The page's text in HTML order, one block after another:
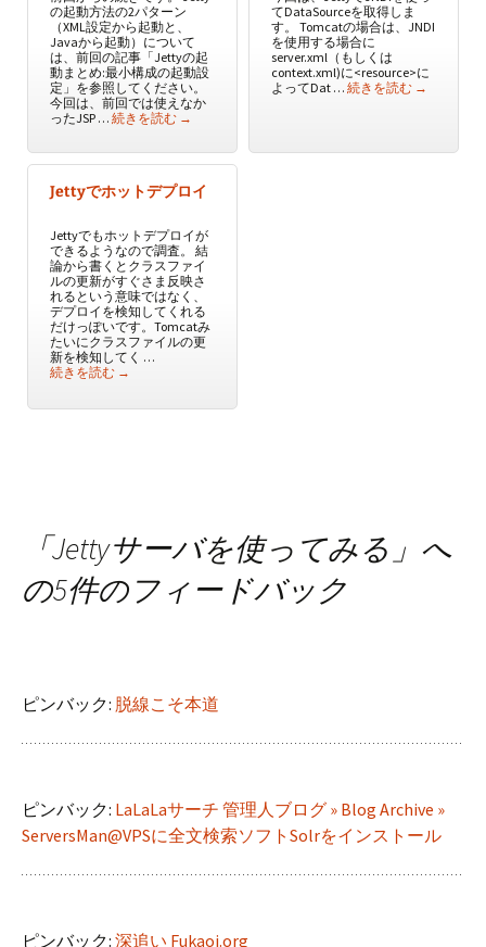
の起動方法の2パターン
（XML設定から起動と、
Javaから起動）について
は、前回の記事「Jettyの起
動まとめ:最小構成の起動設
定」を参照してください。
今回は、前回では使えなか
ったJSP … 続きを読む Jettyの起動まとめ:JSPが使える起動設定
→
てDataSourceを取得しま
す。 Tomcatの場合は、JNDI
を使用する場合に
server.xml（もしくは
context.xml)に<resource>に
よってDat … 続きを読む Jettyの起動
→
Jettyでホットデプロイ
Jettyでもホットデプロイが
できるようなので調査。 結
論から書くとクラスファイ
ルの更新がすぐさま反映さ
れるという意味ではなく、
デプロイを検知してくれる
だけっぽいです。Tomcatみ
たいにクラスファイルの更
新を検知してく …
続きを読む Jettyでホットデプロイ
→
「Jettyサーバを使ってみる 」へ
の5件のフィードバック
ピンバック: 脱線こそ本道
ピンバック: LaLaLaサーチ 管理人ブログ » Blog Archive »
ServersMan@VPSに全文検索ソフトSolrをインストール
ピンバック: 深追い Fukaoi.org